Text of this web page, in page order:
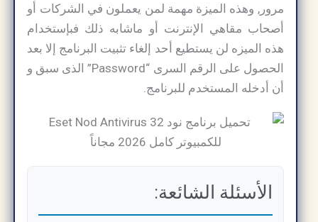
مرور, وهذه الميزة مهمة لمن يعملون في الشركات أو
أصحاب مقاهي الإنترنت أو ماشابه ذلك فبإستخدام
هذه الميزه لن يستطيع أحد إلغاء تثبيت البرنامج إلا بعد
الحصول على الرقم السرى “Password” الذى سبق و
أن أدخله المستخدم للبرنامج.
الأسئلة الشائعة: